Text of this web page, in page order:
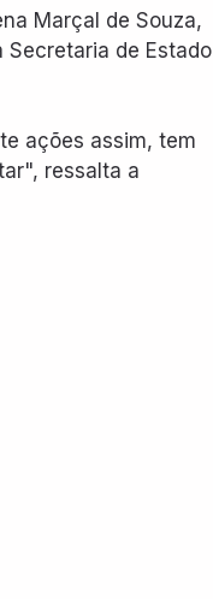
Marçal de Souza,
Secretaria de Estado
ações assim, tem
ressalta a